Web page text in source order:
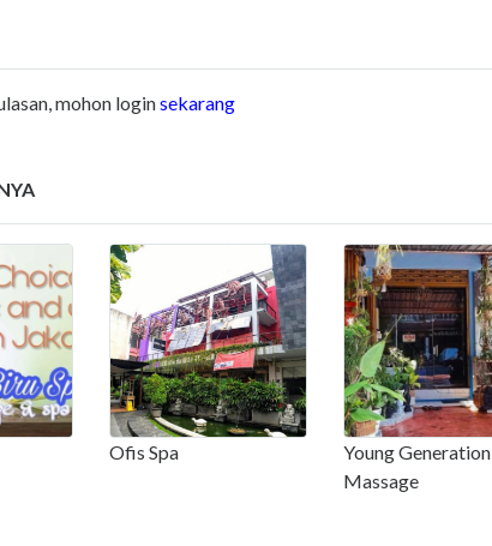
mohon loginsekarang
Ofis Spa
Young Generation
Massage